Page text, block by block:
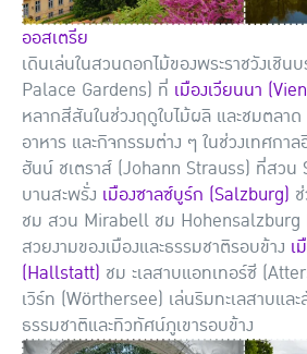
ออสเตรีย
เดินเล่นในสวนดอกไม้ของพระราชวังเชิ
Palace Gardens) ที่ เมืองเวียนนา
หลากสีสันในช่วงฤดูใบไม้ผลิ และชมตลา
อาหาร และกิจกรรมต่าง ๆ ในช่วงเทศกา
ฮันน์ ชเตราส์ (Johann Strauss) ที่สว
บานสะพรั่ง เมืองซาลซ์บูร์ก (Salzburg)
ชม สวน Mirabell ชม
สวยงามของเมืองและธรรมชาติรอบข้าง เ
(Hallstatt) ชม ะเลสาบแอทเทอร์ซี
เวิร์ท (Wörthersee) เล่นริมทะเลสาบแล
ธรรมชาติและทิวทัศน์ภูเขารอบข้าง